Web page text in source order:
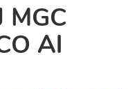
MGC
Al